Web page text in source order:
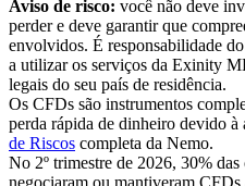
Aviso de risco: você não deve
perder e deve garantir que
envolvidos. É responsabilidade
a utilizar os serviços da Exinity
legais do seu país de residência.
Os CFDs são instrumentos
perda rápida de dinheiro devido à
de Riscos completa da Nemo.
No 2º trimestre de 2026, 30%